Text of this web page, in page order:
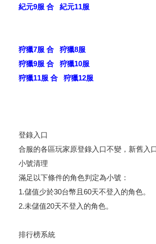
紀元9服 合 紀元11服
狩獵7服 合 狩獵8服
狩獵9服 合 狩獵10服
狩獵11服 合 狩獵12服
登錄入口
合服的各區玩家原登錄入口不變，新舊入
小號清理
滿足以下條件的角色判定為小號：
1.儲值少於30台幣且60天不登入的角色。
2.未儲值20天不登入的角色。
排行榜系統